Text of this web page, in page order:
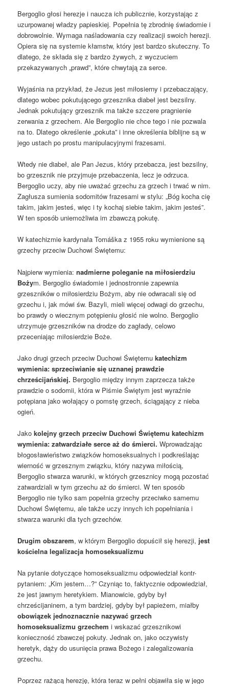
Bergoglio głosi herezje i naucza ich publicznie, korzystając z
uzurpowanej władzy papieskiej. Popełnia tę zbrodnię świadomie i
dobrowolnie. Wymaga naśladowania czy realizacji swoich herezji.
Opiera się na systemie kłamstw, który jest bardzo skuteczny. To
dlatego, że składa się z bardzo żywych, z wyczuciem
przekazywanych „prawd”, które chwytają za serce.
Wyjaśnia na przykład, że Jezus jest miłosierny i przebaczający,
dlatego wobec pokutującego grzesznika diabeł jest bezsilny.
Jednak pokutujący grzesznik ma także szczere pragnienie
zerwania z grzechem. Ale Bergoglio nie chce tego i nie pozwala
na to. Dlatego określenie „pokuta” i inne określenia biblijne są w
jego ustach po prostu manipulacyjnymi frazesami.
Wtedy nie diabeł, ale Pan Jezus, który przebacza, jest bezsilny,
bo grzesznik nie przyjmuje przebaczenia, lecz je odrzuca.
Bergoglio uczy, aby nie uważać grzechu za grzech i trwać w nim.
Zagłusza sumienia sodomitów frazesami w stylu: „Bóg kocha cię
takim, jakim jesteś, więc i ty kochaj siebie takim, jakim jesteś”.
W ten sposób uniemożliwia im zbawczą pokutę.
W katechizmie kardynała Tomáška z 1955 roku wymienione są
grzechy przeciw Duchowi Świętemu:
Najpierw wymienia:nadmierne poleganie na miłosierdziu
Bożym. Bergoglio świadomie i jednostronnie zapewnia
grzeszników o miłosierdziu Bożym, aby nie odwracali się od
grzechu i, jak mówi św. Bazyli, mieli więcej odwagi do grzechu,
bo prawdy o wiecznym potępieniu głosić nie wolno. Bergoglio
utrzymuje grzeszników na drodze do zagłady, celowo
przeceniając miłosierdzie Boże.
Jako drugi grzech przeciw Duchowi Świętemu katechizm
wymienia: sprzeciwianie się uznanej prawdzie
chrześcijańskiej. Bergoglio między innym zaprzecza także
prawdzie o sodomii, która w Piśmie Świętym jest wyraźnie
potępiana jako wołający o pomstę grzech, ściągający z nieba
ogień.
Jako kolejny grzech przeciw Duchowi Świętemu katechizm
wymienia: zatwardziałe serce aż do śmierci.Wprowadzając
błogosławieństwo związków homoseksualnych i podkreślając
wierność w grzesznym związku, który nazywa miłością,
Bergoglio stwarza warunki, w których grzesznicy mogą pozostać
zatwardziali w tym grzechu aż do śmierci. W ten sposób
Bergoglio nie tylko sam popełnia grzechy przeciwko samemu
Duchowi Świętemu, ale także uczy innych ich popełniania i
stwarza warunki dla tych grzechów.
Drugim obszarem, w którym Bergoglio dopuścił się herezji, jest
kościelna legalizacja homoseksualizmu
Na pytanie dotyczące homoseksualizmu odpowiedział kontr-
pytaniem: „Kim jestem…?” Czyniąc to, faktycznie odpowiedział,
że jest jawnym heretykiem. Mianowicie, gdyby był
chrześcijaninem, a tym bardziej, gdyby był papieżem, miałby
obowiązek jednoznacznie nazywać grzech
homoseksualizmu grzechem i wskazać grzesznikowi
konieczność zbawczej pokuty. Jednak on, jako oczywisty
heretyk, dąży do usunięcia prawa Bożego i zalegalizowania
grzechu.
Poprzez rażącą herezję, która teraz w pełni objawiła się w jego